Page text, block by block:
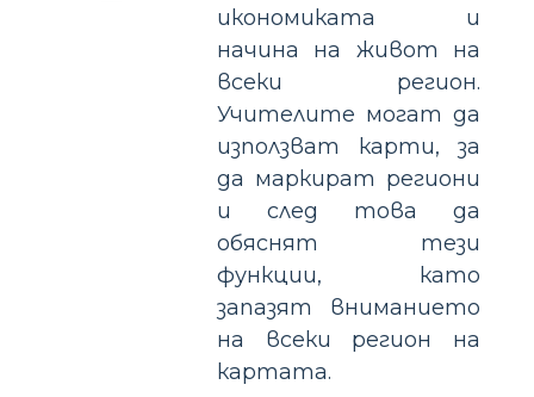
икономиката и
начина на живот на
всеки регион.
Учителите могат да
използват карти, за
да маркират региони
и след това да
обяснят тези
функции, като
запазят вниманието
на всеки регион на
картата.